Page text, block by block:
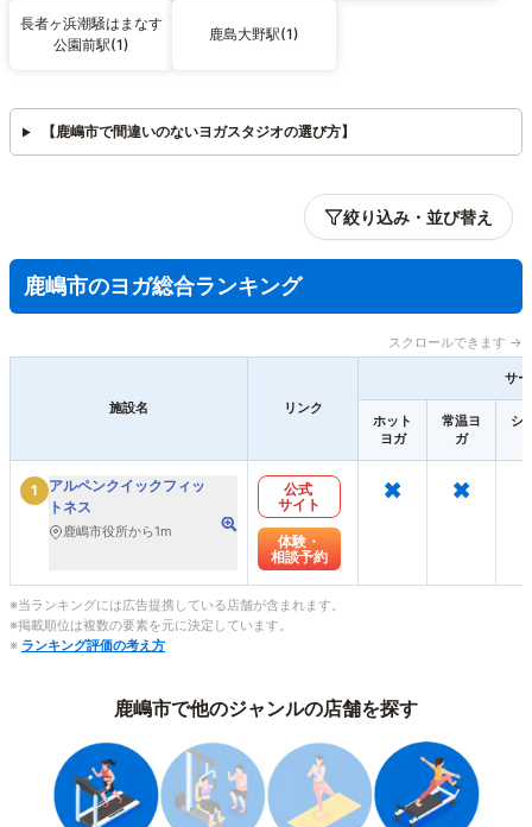
長者ヶ浜潮騒はまなす
公園前駅(1)
鹿島大野駅(1)
【鹿嶋市で間違いのないヨガスタジオの選び方】
絞り込み・並び替え
鹿嶋市のヨガ総合ランキング
スクロールできます →
施設名 リンク
サ
ホット
ヨガ
常温ヨ
ガ
シ
1
アルペンクイックフィッ
トネス
鹿嶋市役所から1m
公式
サイト
体験・
相談予約
× ×
※当ランキングには広告提携している店舗が含まれます。
※掲載順位は複数の要素を元に決定しています。
※ ランキング評価の考え方
鹿嶋市で他のジャンルの店舗を探す